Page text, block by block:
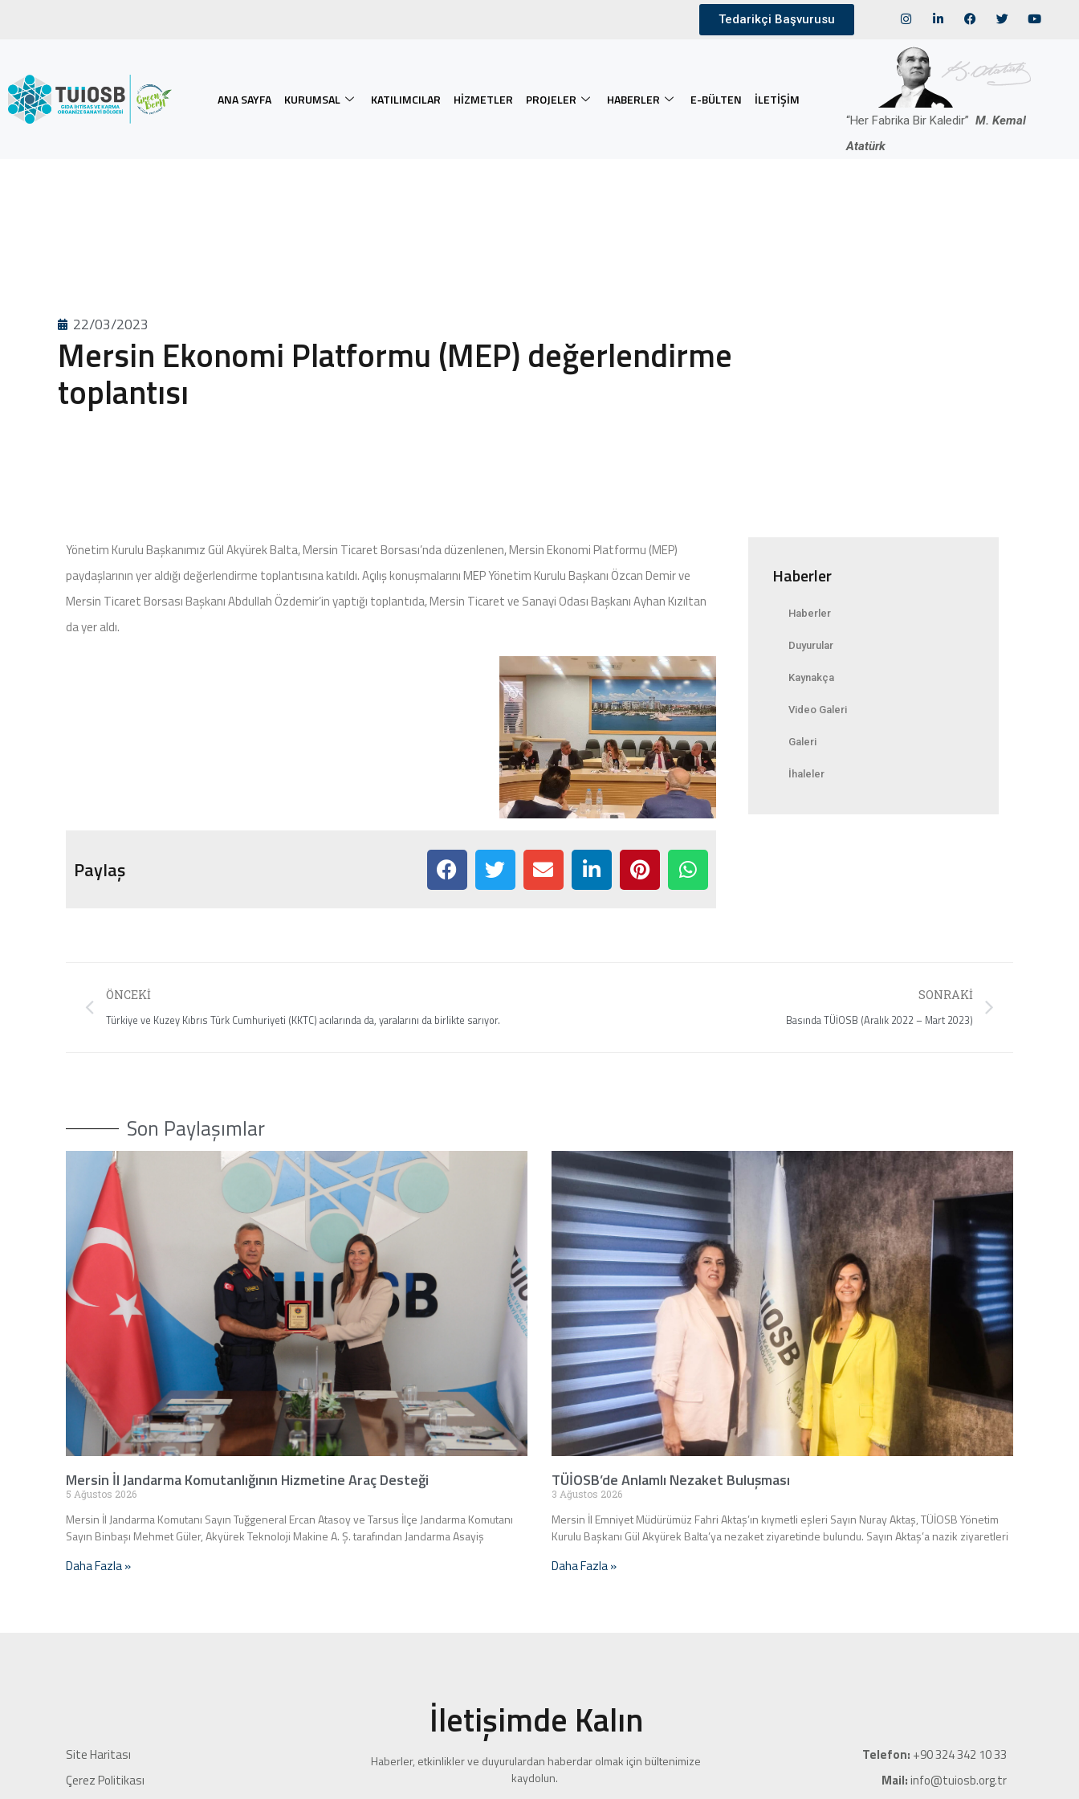
Tedarikçi Başvurusu
ANA SAYFA KURUMSAL KATILIMCILAR HIZMETLER PROJELER HABERLER E-BÜLTEN İLETIŞIM
“Her Fabrika Bir Kaledir” M. Kemal
Atatürk
22/03/2023
Mersin Ekonomi Platformu (MEP) değerlendirme
toplantısı
Yönetim Kurulu Başkanımız Gül Akyürek Balta, Mersin Ticaret Borsası’nda düzenlenen, Mersin Ekonomi Platformu (MEP)
paydaşlarının yer aldığı değerlendirme toplantısına katıldı. Açılış konuşmalarını MEP Yönetim Kurulu Başkanı Özcan Demir ve
Mersin Ticaret Borsası Başkanı Abdullah Özdemir’in yaptığı toplantıda, Mersin Ticaret ve Sanayi Odası Başkanı Ayhan Kızıltan
da yer aldı.
Paylaş
Haberler
Haberler
Duyurular
Kaynakça
Video Galeri
Galeri
İhaleler
ÖNCEKI
Türkiye ve Kuzey Kıbrıs Türk Cumhuriyeti (KKTC) acılarında da, yaralarını da birlikte sarıyor.
SONRAKI
Basında TÜİOSB (Aralık 2022 – Mart 2023)
Son Paylaşımlar
Mersin İl Jandarma Komutanlığının Hizmetine Araç Desteği
5 Ağustos 2026
Mersin İl Jandarma Komutanı Sayın Tuğgeneral Ercan Atasoy ve Tarsus İlçe Jandarma Komutanı
Sayın Binbaşı Mehmet Güler, Akyürek Teknoloji Makine A. Ş. tarafından Jandarma Asayiş
Daha Fazla »
TÜİOSB’de Anlamlı Nezaket Buluşması
3 Ağustos 2026
Mersin İl Emniyet Müdürümüz Fahri Aktaş’ın kıymetli eşleri Sayın Nuray Aktaş, TÜİOSB Yönetim
Kurulu Başkanı Gül Akyürek Balta’ya nezaket ziyaretinde bulundu. Sayın Aktaş’a nazik ziyaretleri
Daha Fazla »
Site Haritası
Çerez Politikası
İletişimde Kalın
Haberler, etkinlikler ve duyurulardan haberdar olmak için bültenimize
kaydolun.
Telefon: +90 324 342 10 33
Mail:info@tuiosb.org.tr